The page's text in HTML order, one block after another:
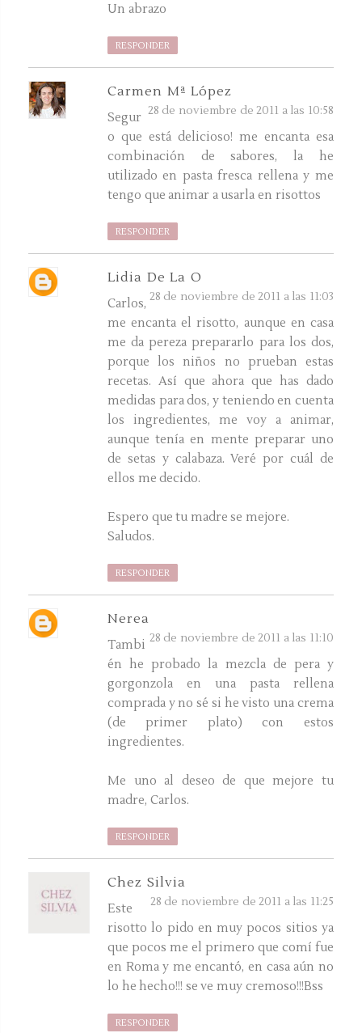
Un abrazo
RESPONDER
Carmen Mª López
28 de noviembre de 2011 a las 10:58
Segur
o que está delicioso! me encanta esa
combinación de sabores, la he
utilizado en pasta fresca rellena y me
tengo que animar a usarla en risottos
RESPONDER
Lidia De La O
28 de noviembre de 2011 a las 11:03
Carlos,
me encanta el risotto, aunque en casa
me da pereza prepararlo para los dos,
porque los niños no prueban estas
recetas. Así que ahora que has dado
medidas para dos, y teniendo en cuenta
los ingredientes, me voy a animar,
aunque tenía en mente preparar uno
de setas y calabaza. Veré por cuál de
ellos me decido.
Espero que tu madre se mejore.
Saludos.
RESPONDER
Nerea
28 de noviembre de 2011 a las 11:10
Tambi
én he probado la mezcla de pera y
gorgonzola en una pasta rellena
comprada y no sé si he visto una crema
(de primer plato) con estos
ingredientes.
Me uno al deseo de que mejore tu
madre, Carlos.
RESPONDER
Chez Silvia
28 de noviembre de 2011 a las 11:25
Este
risotto lo pido en muy pocos sitios ya
que pocos me el primero que comí fue
en Roma y me encantó, en casa aún no
lo he hecho!!! se ve muy cremoso!!!Bss
RESPONDER